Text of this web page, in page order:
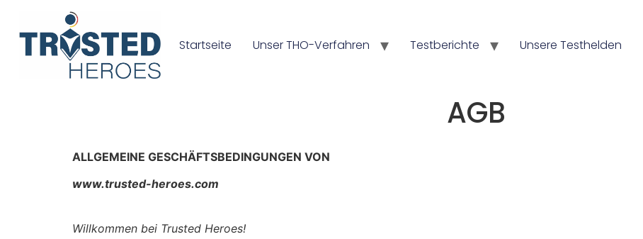
Startseite Unser THO-Verfahren Testberichte Unsere Testhelden
AGB
ALLGEMEINE GESCHÄFTSBEDINGUNGEN VON
www.trusted-heroes.com
Willkommen bei Trusted Heroes!